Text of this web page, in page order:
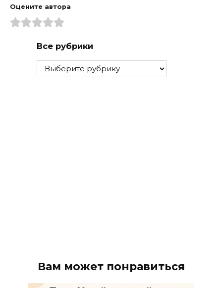
Оцените автора
Все рубрики
Все
рубрики
Вам может понравиться